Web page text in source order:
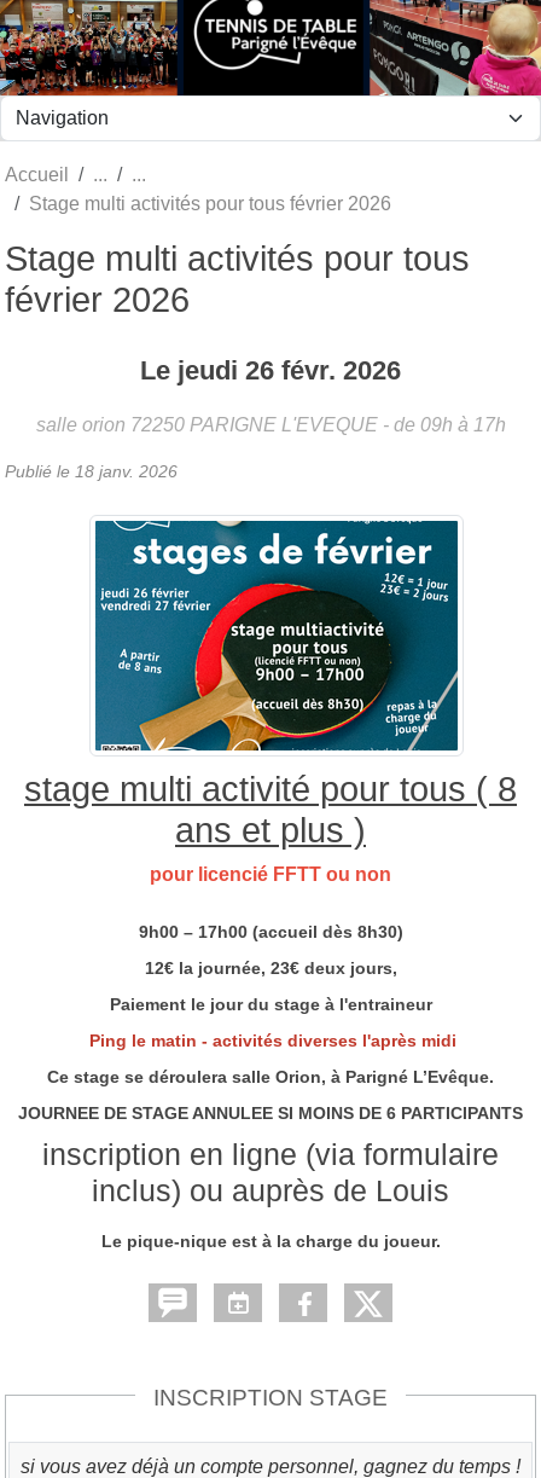
Accueil
Stage multi activités pour tous février 2026
Stage multi activités pour tous
février 2026
Le jeudi 26 févr. 2026
salle orion 72250 PARIGNE L'EVEQUE - de 09h à 17h
Publié le 18 janv. 2026
stage multi activité pour tous ( 8
ans et plus )
pour licencié FFTT ou non
9h00 – 17h00 (accueil dès 8h30)
12€ la journée, 23€ deux jours,
Paiement le jour du stage à l'entraineur
Ping le matin - activités diverses l'après midi
Ce stage se déroulera salle Orion, à Parigné L’Evêque.
JOURNEE DE STAGE ANNULEE SI MOINS DE 6 PARTICIPANTS
inscription en ligne (via formulaire
inclus) ou auprès de Louis
Le pique-nique est à la charge du joueur.
INSCRIPTION STAGE
si vous avez déjà un compte personnel, gagnez du temps !
Panneau de gestion des cookies